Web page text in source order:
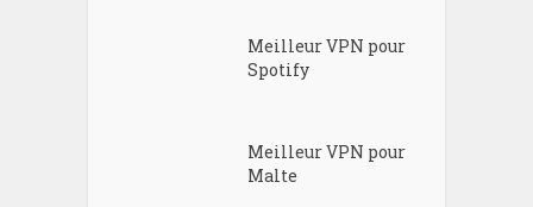
Meilleur VPN pour
Spotify
Meilleur VPN pour
Malte